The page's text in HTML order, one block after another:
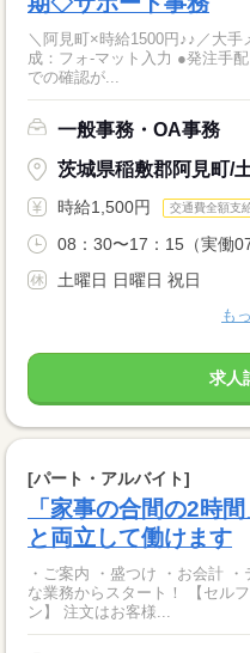
＼阿見町×時給1500円♪♪／大
成：フォ‐マット入力 ●発注手
での確認が...
一般事務・OA事務
茨城県稲敷郡阿見町/
時給1,500円 交通費全額支
08：30〜17：15（実働
土曜日 日曜日 祝日
も
求人
[パート・アルバイト]
「家事の合間の2時
と両立して働けます
・ご案内 ・盛つけ ・お会計
な業務からスタート！ 【セルフオーダー導入なので接客がカンタ
ン】 注文はお客様...